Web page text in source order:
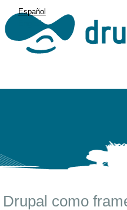
Español
English
Drupal como